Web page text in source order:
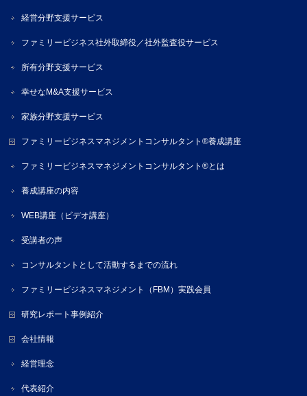
経営分野支援サービス
ファミリービジネス社外取締役／社外監査役サービス
所有分野支援サービス
幸せなM&A支援サービス
家族分野支援サービス
ファミリービジネスマネジメントコンサルタント®養成講座
ファミリービジネスマネジメントコンサルタント®とは
養成講座の内容
WEB講座（ビデオ講座）
受講者の声
コンサルタントとして活動するまでの流れ
ファミリービジネスマネジメント（FBM）実践会員
研究レポート事例紹介
会社情報
経営理念
代表紹介